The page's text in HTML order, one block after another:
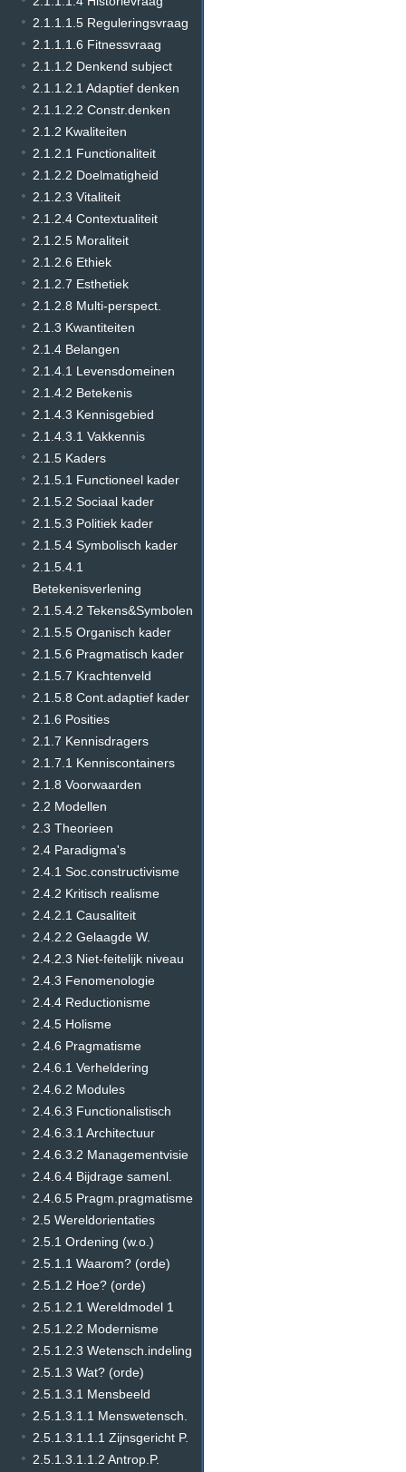
2.1.1.1.5 Reguleringsvraag
2.1.1.1.6 Fitnessvraag
2.1.1.2 Denkend subject
2.1.1.2.1 Adaptief denken
2.1.1.2.2 Constr.denken
2.1.2 Kwaliteiten
2.1.2.1 Functionaliteit
2.1.2.2 Doelmatigheid
2.1.2.3 Vitaliteit
2.1.2.4 Contextualiteit
2.1.2.5 Moraliteit
2.1.2.6 Ethiek
2.1.2.7 Esthetiek
2.1.2.8 Multi-perspect.
2.1.3 Kwantiteiten
2.1.4 Belangen
2.1.4.1 Levensdomeinen
2.1.4.2 Betekenis
2.1.4.3 Kennisgebied
2.1.4.3.1 Vakkennis
2.1.5 Kaders
2.1.5.1 Functioneel kader
2.1.5.2 Sociaal kader
2.1.5.3 Politiek kader
2.1.5.4 Symbolisch kader
2.1.5.4.1
Betekenisverlening
2.1.5.4.2 Tekens&Symbolen
2.1.5.5 Organisch kader
2.1.5.6 Pragmatisch kader
2.1.5.7 Krachtenveld
2.1.5.8 Cont.adaptief kader
2.1.6 Posities
2.1.7 Kennisdragers
2.1.7.1 Kenniscontainers
2.1.8 Voorwaarden
2.2 Modellen
2.3 Theorieen
2.4 Paradigma's
2.4.1 Soc.constructivisme
2.4.2 Kritisch realisme
2.4.2.1 Causaliteit
2.4.2.2 Gelaagde W.
2.4.2.3 Niet-feitelijk niveau
2.4.3 Fenomenologie
2.4.4 Reductionisme
2.4.5 Holisme
2.4.6 Pragmatisme
2.4.6.1 Verheldering
2.4.6.2 Modules
2.4.6.3 Functionalistisch
2.4.6.3.1 Architectuur
2.4.6.3.2 Managementvisie
2.4.6.4 Bijdrage samenl.
2.4.6.5 Pragm.pragmatisme
2.5 Wereldorientaties
2.5.1 Ordening (w.o.)
2.5.1.1 Waarom? (orde)
2.5.1.2 Hoe? (orde)
2.5.1.2.1 Wereldmodel 1
2.5.1.2.2 Modernisme
2.5.1.2.3 Wetensch.indeling
2.5.1.3 Wat? (orde)
2.5.1.3.1 Mensbeeld
2.5.1.3.1.1 Menswetensch.
2.5.1.3.1.1.1 Zijnsgericht P.
2.5.1.3.1.1.2 Antrop.P.